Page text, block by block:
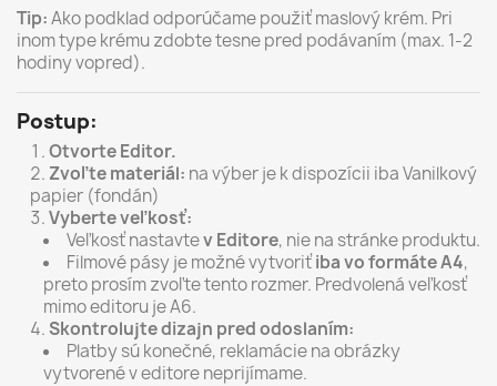
Tip:Ako podklad odporúčame použiť maslový krém. Pri
inom type krému zdobte tesne pred podávaním (max. 1-2
hodiny vopred).
Postup:
Otvorte Editor.
Zvoľte materiál: na výber je k dispozícii iba Vanilkový
papier (fondán)
Vyberte veľkosť:
Veľkosť nastavtev Editore, nie na stránke produktu.
Filmové pásy je možné vytvoriťiba vo formáte A4,
preto prosím zvoľte tento rozmer. Predvolená veľkosť
mimo editoru je A6.
Skontrolujte dizajn pred odoslaním:
Platby sú konečné, reklamácie na obrázky
vytvorené v editore neprijímame.